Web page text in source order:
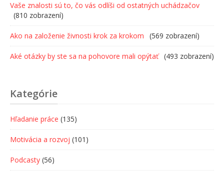
Vaše znalosti sú to, čo vás odlíši od ostatných uchádzačov
(810 zobrazení)
Ako na založenie živnosti krok za krokom (569 zobrazení)
Aké otázky by ste sa na pohovore mali opýtať (493 zobrazení)
Kategórie
Hľadanie práce (135)
Motivácia a rozvoj (101)
Podcasty (56)